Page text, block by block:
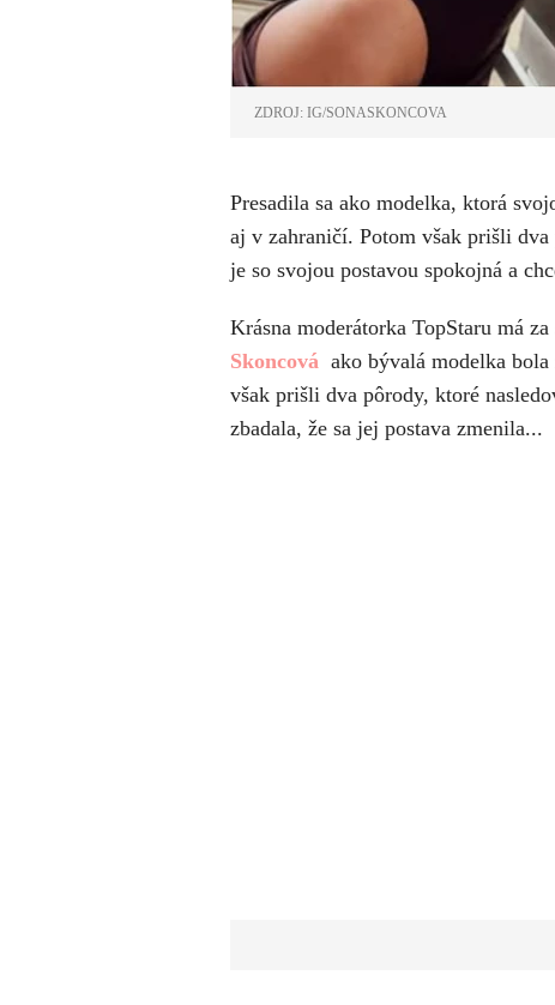
ZDROJ: IG/SONASKONCOVA
Presadila sa ako modelka, ktorá
aj v zahraničí. Potom však prišli
je so svojou postavou spokojná a
Krásna moderátorka TopStaru má
Skoncová ako bývalá modelka
však prišli dva pôrody, ktoré
zbadala, že sa jej postava zmenila...